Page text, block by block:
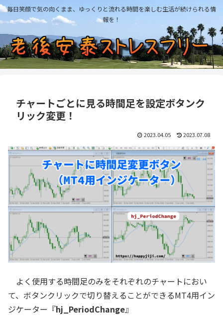
毎日笑顔で気の向くまま、ゆっくりと流れる時間を楽しむ生活が続けられる情
報を！
チャートごとに見る時間足を設定ボタンク
リック変更！
2023.04.05 2023.07.08
よく使用する時間足のみをそれぞれのチャートにおい
て、ボタンクリックで切り替えることができるMT4用イン
ジケーター『hj_PeriodChange』